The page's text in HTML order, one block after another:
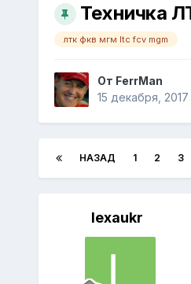
Техничка
лтк фкв мгм ltc fcv mgm
От FerrMan
15 декабря, 2017
НАЗАД 1 2 3
lexaukr